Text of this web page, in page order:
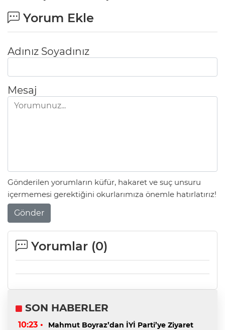
Yorum Ekle
Adınız Soyadınız
Mesaj
Gönderilen yorumların küfür, hakaret ve suç unsuru
içermemesi gerektiğini okurlarımıza önemle hatırlatırız!
Gönder
Yorumlar (0)
SON HABERLER
10:23 • Mahmut Boyraz’dan İYİ Parti’ye Ziyaret